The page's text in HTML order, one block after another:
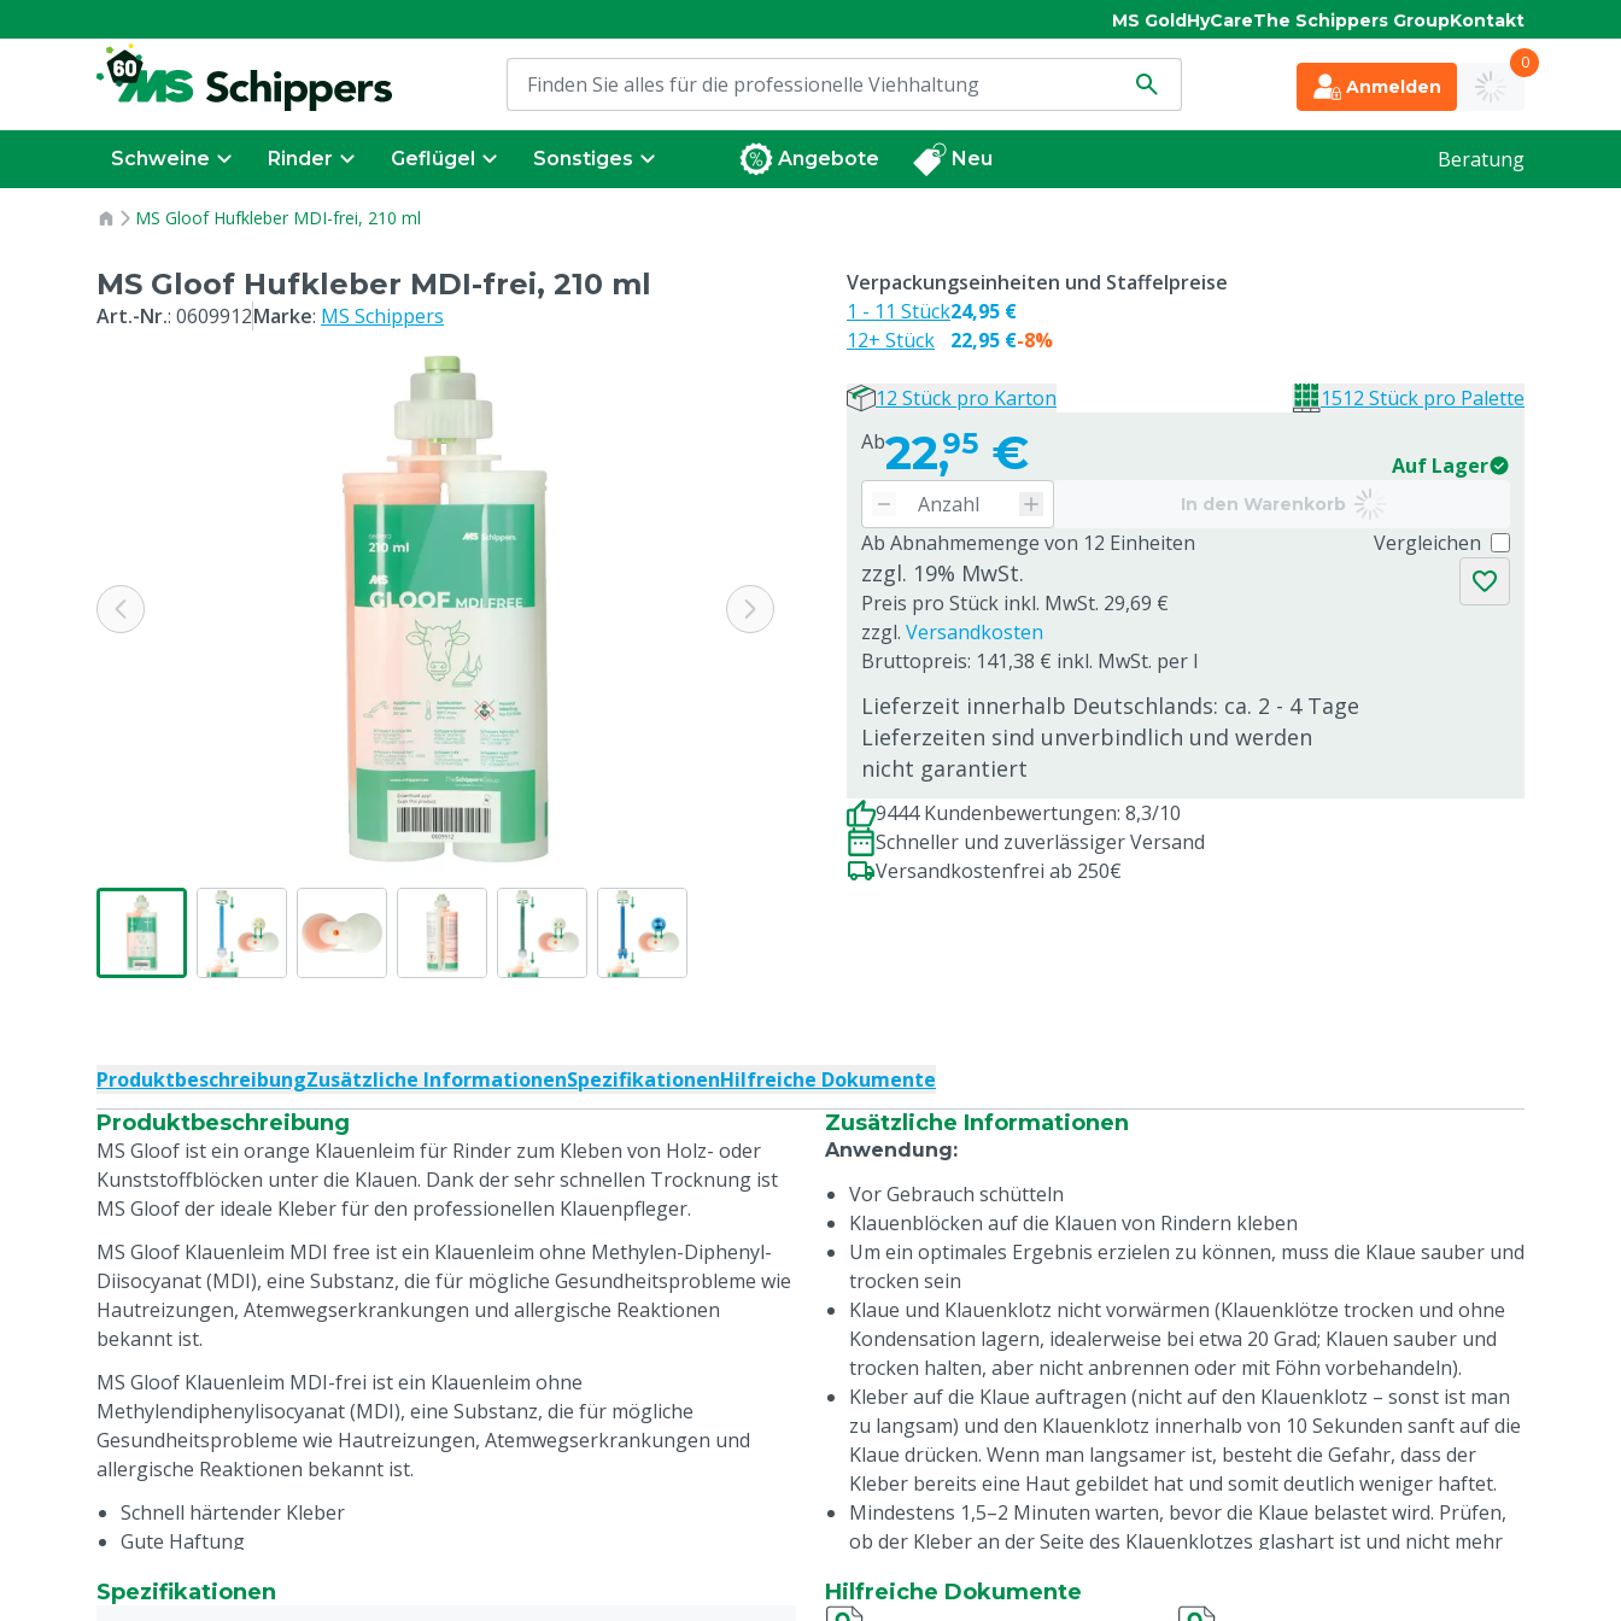
MS GoldHyCareThe Schippers GroupKontakt
Anmelden
0
Schweine Rinder Geflügel Sonstiges Angebote Neu Beratung
MS Gloof Hufkleber MDI-frei, 210 ml
MS Gloof Hufkleber MDI-frei, 210 ml
Art.-Nr.: 0609912Marke: MS Schippers
Ab22,95 € Auf Lager
In den Warenkorb
Ab Abnahmemenge von 12 Einheiten
zzgl. 19% MwSt.
Preis pro Stück inkl. MwSt. 29,69 €
zzgl. Versandkosten
Bruttopreis: 141,38 € inkl. MwSt. per l
Lieferzeit innerhalb Deutschlands: ca. 2 - 4 Tage
Lieferzeiten sind unverbindlich und werden
nicht garantiert
Vergleichen
Verpackungseinheiten und Staffelpreise
1 - 11 Stück
12+ Stück
24,95 €
22,95 €-8%
12 Stück pro Karton 1512 Stück pro Palette
9444 Kundenbewertungen: 8,3/10
Schneller und zuverlässiger Versand
Versandkostenfrei ab 250€
ProduktbeschreibungZusätzliche InformationenSpezifikationenHilfreiche Dokumente
Produktbeschreibung
MS Gloof ist ein orange Klauenleim für Rinder zum Kleben von Holz- oder
Kunststoffblöcken unter die Klauen. Dank der sehr schnellen Trocknung ist
MS Gloof der ideale Kleber für den professionellen Klauenpfleger.
MS Gloof Klauenleim MDI free ist ein Klauenleim ohne Methylen-Diphenyl-
Diisocyanat (MDI), eine Substanz, die für mögliche Gesundheitsprobleme wie
Hautreizungen, Atemwegserkrankungen und allergische Reaktionen
bekannt ist.
MS Gloof Klauenleim MDI-frei ist ein Klauenleim ohne
Methylendiphenylisocyanat (MDI), eine Substanz, die für mögliche
Gesundheitsprobleme wie Hautreizungen, Atemwegserkrankungen und
allergische Reaktionen bekannt ist.
Schnell härtender Kleber
Gute Haftung
Charakteristische Farbe, dadurch in der Praxis einfach zu unterscheiden
Zusätzliche Informationen
Anwendung:
Vor Gebrauch schütteln
Klauenblöcken auf die Klauen von Rindern kleben
Um ein optimales Ergebnis erzielen zu können, muss die Klaue sauber und
trocken sein
Klaue und Klauenklotz nicht vorwärmen (Klauenklötze trocken und ohne
Kondensation lagern, idealerweise bei etwa 20 Grad; Klauen sauber und
trocken halten, aber nicht anbrennen oder mit Föhn vorbehandeln).
Kleber auf die Klaue auftragen (nicht auf den Klauenklotz – sonst ist man
zu langsam) und den Klauenklotz innerhalb von 10 Sekunden sanft auf die
Klaue drücken. Wenn man langsamer ist, besteht die Gefahr, dass der
Kleber bereits eine Haut gebildet hat und somit deutlich weniger haftet.
Mindestens 1,5–2 Minuten warten, bevor die Klaue belastet wird. Prüfen,
ob der Kleber an der Seite des Klauenklotzes glashart ist und nicht mehr
Anwendungstipps
Spezifikationen
Hilfreiche Dokumente